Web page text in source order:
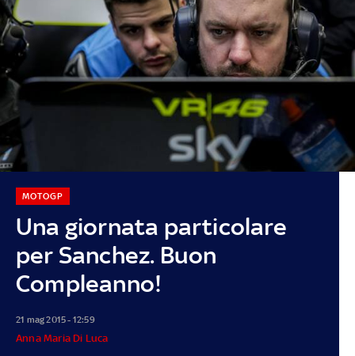
Una giornata particolare
per Sanchez. Buon
Compleanno!
MOTOGP
21 mag 2015 - 12:59
Anna Maria Di Luca